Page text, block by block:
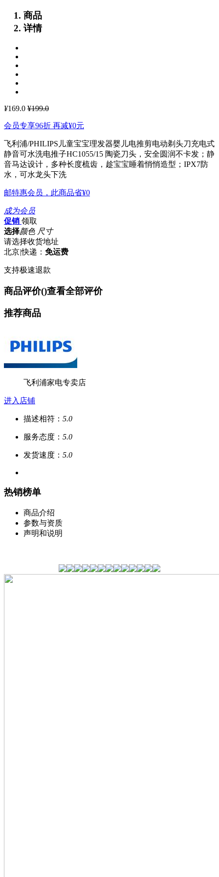
商品
详情
¥169.0 ¥199.0
会员专享96折 再减¥0元
飞利浦/PHILIPS儿童宝宝理发器婴儿电推剪电动剃头刀充电式
静音可水洗电推子HC1055/15 陶瓷刀头，安全圆润不卡发；静
音马达设计，多种长度梳齿，趁宝宝睡着悄悄造型；IPX7防
水，可水龙头下洗
邮特惠会员，此商品省¥0
成为会员
促销 领取
选择颜色 尺寸
请选择收货地址
北京|快递： 免运费
支持极速退款
商品评价()查看全部评价
推荐商品
飞利浦家电专卖店
进入店铺
描述相符： 5.0
服务态度： 5.0
发货速度： 5.0
热销榜单
商品介绍
参数与资质
声明和说明